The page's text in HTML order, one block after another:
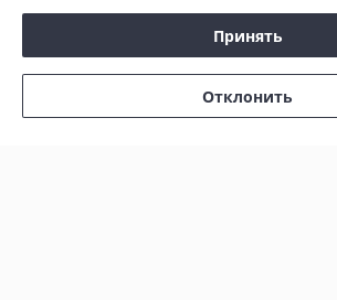
Принять
Отклонить